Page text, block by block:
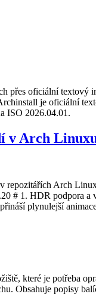
oficiální textový
je oficiální
ISO 2026.04.01.
v Arch
Arch
# 1. HDR podpora
plynulejší
které je potřeba
Obsahuje popisy